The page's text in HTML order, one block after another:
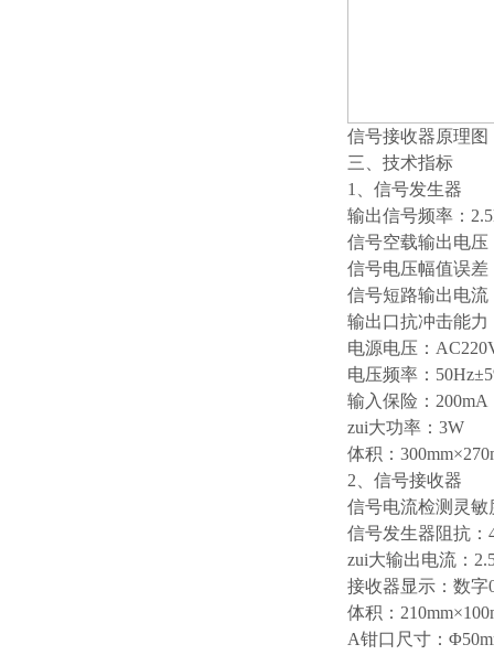
信号接收器原理图
三、技术指标
1、信号发生器
输出信号频率：
信号空载输出电压
信号电压幅值误差
信号短路输出电流
输出口抗冲击能力
电源电压：
电压频率：
输入保险：200mA
zui大功率：3W
体积：
2、信号接收器
信号电流检测灵敏
信号发生器阻抗：
zui大输出电流：
接收器显示：数字
体积：
A钳口尺寸：